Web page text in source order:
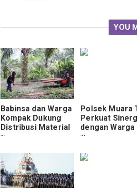
YOU
Babinsa dan Warga
Kompak Dukung
Distribusi Material
Jembatan TMMD
0910/Malinau
Polsek Muara
Perkuat
dengan Warga
Pasca Pemilu